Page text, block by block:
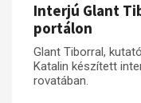
Interjú Glant
portálon
Glant Tiborral,
Katalin készített
rovatában.